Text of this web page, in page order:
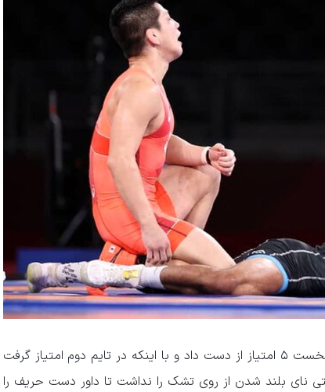
گرایی که آمادگی بدنی خوبی نداشت، در تایم نخست ۵ امتیاز از دست داد و با اینکه در تایم دوم امتیاز گرفت
در پایان حتی نای بلند شدن از روی تشک را نداشت تا داور دست حریف را